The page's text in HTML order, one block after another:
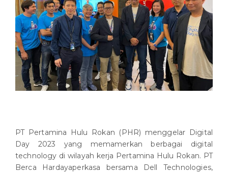
PT Pertamina Hulu Rokan (PHR) menggelar Digital
Day 2023 yang memamerkan berbagai digital
technology di wilayah kerja Pertamina Hulu Rokan. PT
Berca Hardayaperkasa bersama Dell Technologies,